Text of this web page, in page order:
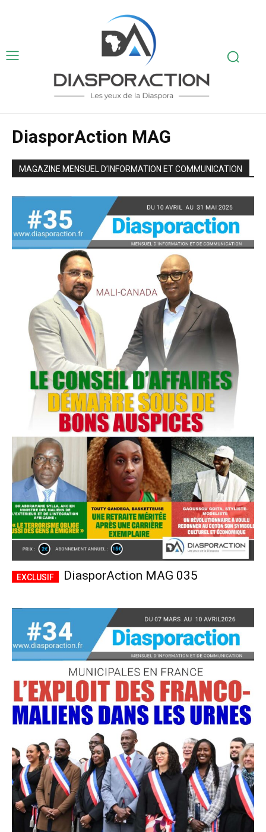
DiasporAction MAG
MAGAZINE MENSUEL D’INFORMATION ET COMMUNICATION
DiasporAction MAG 035